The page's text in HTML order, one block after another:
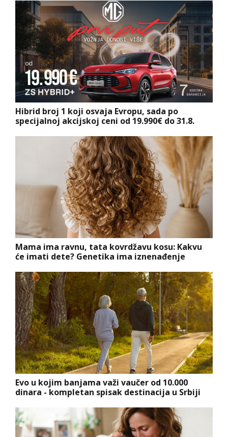
Hibrid broj 1 koji osvaja Evropu, sada po
specijalnoj akcijskoj ceni od 19.990€ do 31.8.
Mama ima ravnu, tata kovrdžavu kosu: Kakvu
će imati dete? Genetika ima iznenađenje
Evo u kojim banjama važi vaučer od 10.000
dinara - kompletan spisak destinacija u Srbiji